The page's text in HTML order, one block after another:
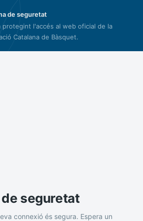
de seguretat
protegint l'accés al web oficial de la
Catalana de Bàsquet.
seguretat
connexió és segura. Espera un